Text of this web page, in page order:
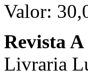
Valor:
Revista
Livraria